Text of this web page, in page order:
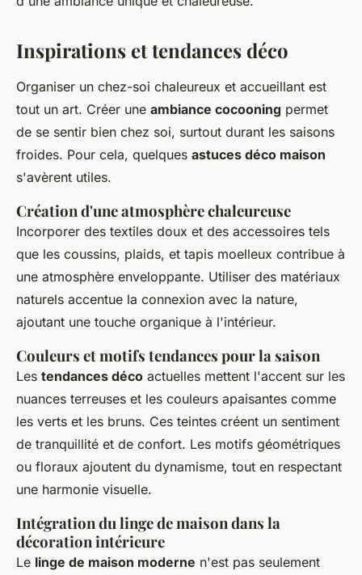
Inspirations et tendances déco
Organiser un chez-soi chaleureux et accueillant est
tout un art. Créer une ambiance cocooning permet
de se sentir bien chez soi, surtout durant les saisons
froides. Pour cela, quelques astuces déco maison
s'avèrent utiles.
Création d'une atmosphère chaleureuse
Incorporer des textiles doux et des accessoires tels
que les coussins, plaids, et tapis moelleux contribue à
une atmosphère enveloppante. Utiliser des matériaux
naturels accentue la connexion avec la nature,
ajoutant une touche organique à l'intérieur.
Couleurs et motifs tendances pour la saison
Les tendances déco actuelles mettent l'accent sur les
nuances terreuses et les couleurs apaisantes comme
les verts et les bruns. Ces teintes créent un sentiment
de tranquillité et de confort. Les motifs géométriques
ou floraux ajoutent du dynamisme, tout en respectant
une harmonie visuelle.
Intégration du linge de maison dans la
décoration intérieure
Le linge de maison moderne n'est pas seulement